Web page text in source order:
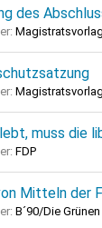
des
muss die
FDP
Mitteln der
B´90/Die Grünen